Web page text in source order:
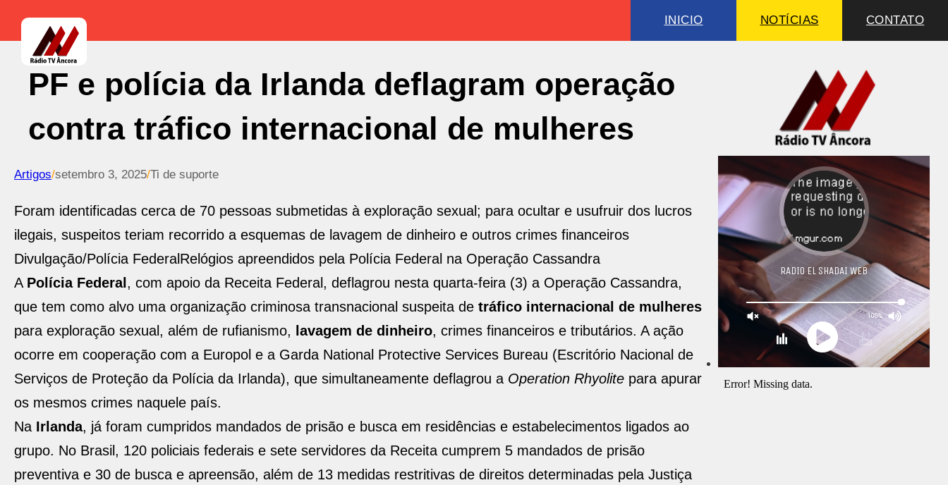
INICIO NOTÍCIAS CONTATO
PF e polícia da Irlanda deflagram operação
contra tráfico internacional de mulheres
Artigos/setembro 3, 2025/Ti de suporte
Foram identificadas cerca de 70 pessoas submetidas à exploração sexual; para ocultar e usufruir dos lucros
ilegais, suspeitos teriam recorrido a esquemas de lavagem de dinheiro e outros crimes financeiros
Divulgação/Polícia Federal Relógios apreendidos pela Polícia Federal na Operação Cassandra
A Polícia Federal , com apoio da Receita Federal, deflagrou nesta quarta-feira (3) a Operação Cassandra,
que tem como alvo uma organização criminosa transnacional suspeita de tráfico internacional de mulheres
para exploração sexual, além de rufianismo,
lavagem de dinheiro, crimes financeiros e tributários. A ação
ocorre em cooperação com a Europol e a Garda National Protective Services Bureau (Escritório Nacional de
Serviços de Proteção da Polícia da Irlanda), que simultaneamente deflagrou a Operation Rhyolite para apurar
os mesmos crimes naquele país.
Na Irlanda, já foram cumpridos mandados de prisão e busca em residências e estabelecimentos ligados ao
grupo. No Brasil, 120 policiais federais e sete servidores da Receita cumprem 5 mandados de prisão
preventiva e 30 de busca e apreensão, além de 13 medidas restritivas de direitos determinadas pela Justiça